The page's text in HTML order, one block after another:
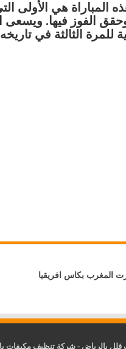
المباراة هي الأولى
وحقق الفوز فيها.
للمرة الثالثة في
المغرب بكاس افريقيا
بالرياض -شركة تنظيف مكيفات